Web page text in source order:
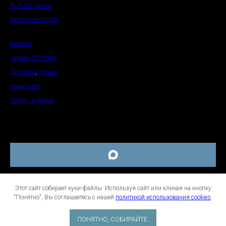
Этот сайт собирает куки-файлы. Используя сайт или кликая на кнопку
"Понятно", Вы соглашаетесь с нашей политикой использования cookies.
ПОНЯТНО, СОБИРАЙТЕ.
RUTUBE канал
Рассрочка OZON
Каталог
Сервис STRONG
Доставка, оплата
Реквизиты
Обмен, возврат
Политика конфиденциальности и согласие на обработку персональных
данных
Договор оферты